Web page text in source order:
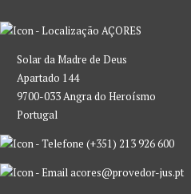
AÇORES
Solar da Madre de Deus
Apartado 144
9700-033 Angra do Heroísmo
Portugal
(+351) 213 926 600
acores@provedor-jus.pt